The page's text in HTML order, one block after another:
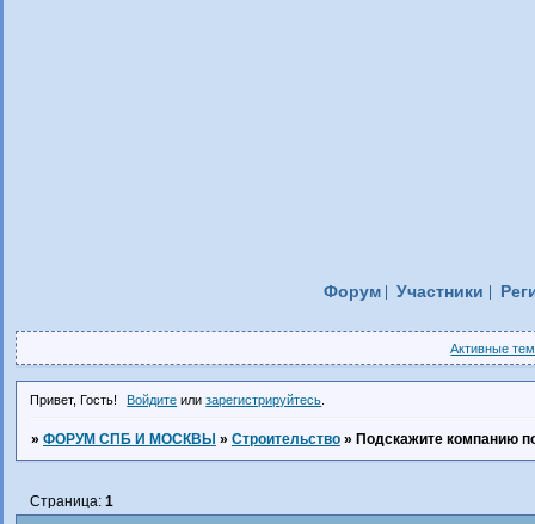
Форум Участники
Активные
Привет, Гость! Войдите илизарегистрируйтесь
» ФОРУМ СПБ И МОСКВЫ » Строительство » Подскажите компанию
Страница: 1